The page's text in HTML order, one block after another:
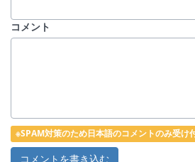
コメント
※SPAM対策のため日本語のコメントのみ受け